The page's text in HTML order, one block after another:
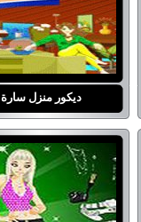
ديكور منزل سارة